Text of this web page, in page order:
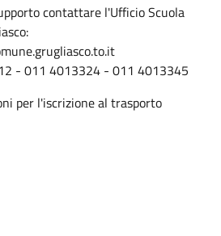
contattare l'Ufficio Scuola
- 011 4013324 - 011 4013345
per l'iscrizione al trasporto